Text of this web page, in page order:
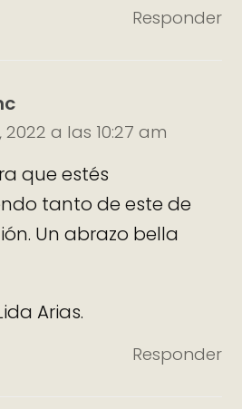
Responder
2022 a las 10:27 am
que estés
tanto de este de
Un abrazo bella
Arias.
Responder